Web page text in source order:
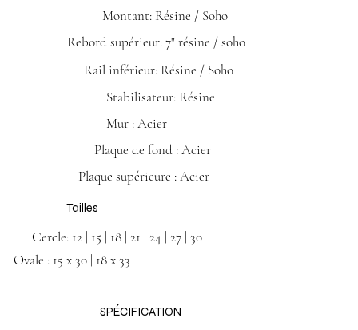
SPÉCIFICATION
Rebord supérieur: 7" résine / soho
Rail inférieur: Résine / Soho
Montant: Résine / Soho
Stabilisateur: Résine
Plaque de fond : Acier
Plaque supérieure : Acier
Mur : Acier
Tailles
Cercle: 12 | 15 | 18 | 21 | 24 | 27 | 30
Ovale : 15 x 30 | 18 x 33